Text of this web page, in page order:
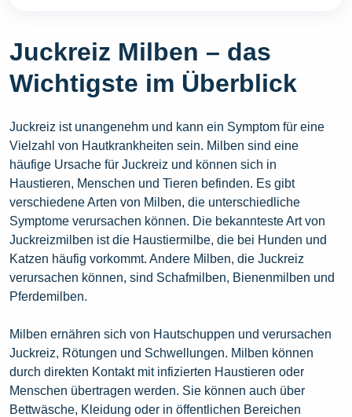
Juckreiz Milben – das
Wichtigste im Überblick
Juckreiz ist unangenehm und kann ein Symptom für eine
Vielzahl von Hautkrankheiten sein. Milben sind eine
häufige Ursache für Juckreiz und können sich in
Haustieren, Menschen und Tieren befinden. Es gibt
verschiedene Arten von Milben, die unterschiedliche
Symptome verursachen können. Die bekannteste Art von
Juckreizmilben ist die Haustiermilbe, die bei Hunden und
Katzen häufig vorkommt. Andere Milben, die Juckreiz
verursachen können, sind Schafmilben, Bienenmilben und
Pferdemilben.
Milben ernähren sich von Hautschuppen und verursachen
Juckreiz, Rötungen und Schwellungen. Milben können
durch direkten Kontakt mit infizierten Haustieren oder
Menschen übertragen werden. Sie können auch über
Bettwäsche, Kleidung oder in öffentlichen Bereichen